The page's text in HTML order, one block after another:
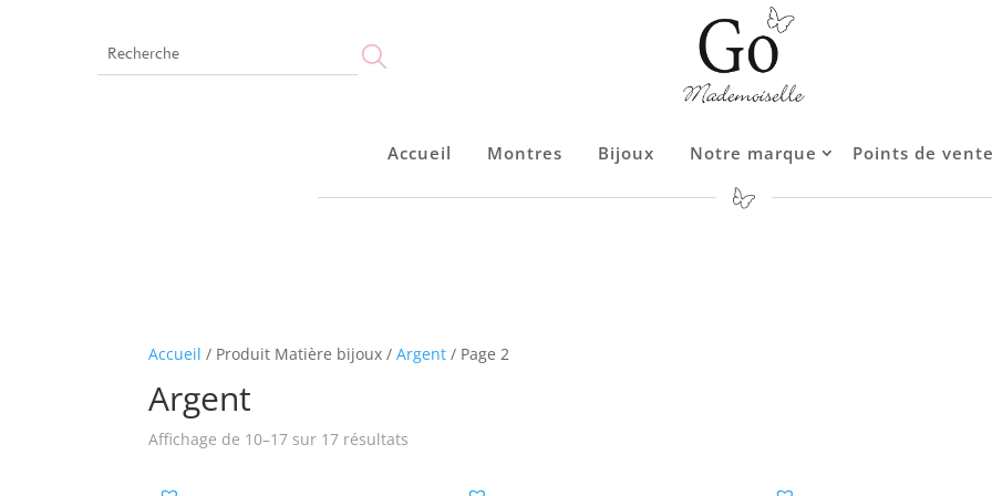
Accueil Montres Bijoux Notre marque Points de vente
Accueil Montres Bijoux Notre marque Points de vente
Accueil / Produit Matière bijoux /Argent / Page 2
Argent
Affichage de 10–17 sur 17 résultats